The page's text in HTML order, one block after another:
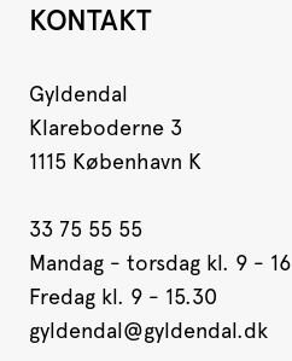
KONTAKT
Gyldendal
Klareboderne 3
1115 København K
33 75 55 55
Mandag - torsdag kl. 9 - 16
Fredag kl. 9 - 15.30
gyldendal@gyldendal.dk